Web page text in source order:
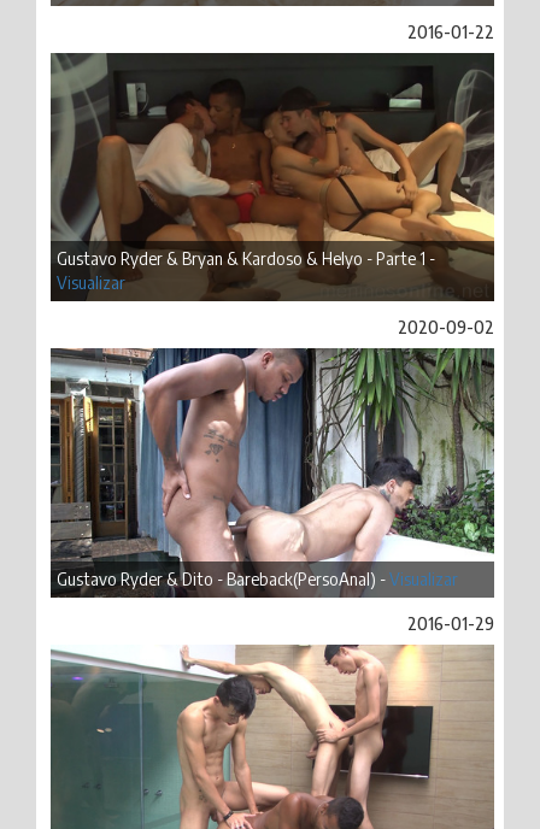
2016-01-22
Gustavo Ryder & Bryan & Kardoso & Helyo - Parte 1 -
Visualizar
2020-09-02
Gustavo Ryder & Dito - Bareback(PersoAnal) -Visualizar
2016-01-29